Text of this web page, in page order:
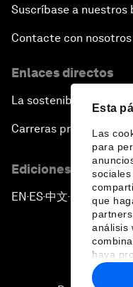
Esta
Las
para
sociales
que
análisis
haya
hecho
Suscríbase a nuestros
Contacte con nosotros
Enlaces directos
La sostenibilidad en el
Carreras profesionales
Ediciones en otros
EN ▪ES▪中文▪ 日本語